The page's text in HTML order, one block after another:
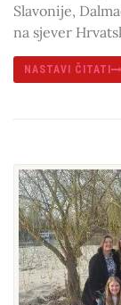
Slavonije,
na sjever
NASTAVI ČITATI